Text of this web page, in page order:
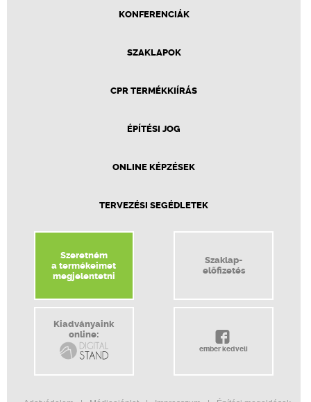
KONFERENCIÁK
SZAKLAPOK
CPR TERMÉKKIÍRÁS
ÉPÍTÉSI JOG
ONLINE KÉPZÉSEK
TERVEZÉSI SEGÉDLETEK
Szeretném
a termékeimet
megjelentetni
Szaklap-
előfizetés
Kiadványaink
online:
ember kedveli